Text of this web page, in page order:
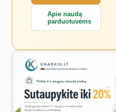
Apie naudą
parduotuvėms